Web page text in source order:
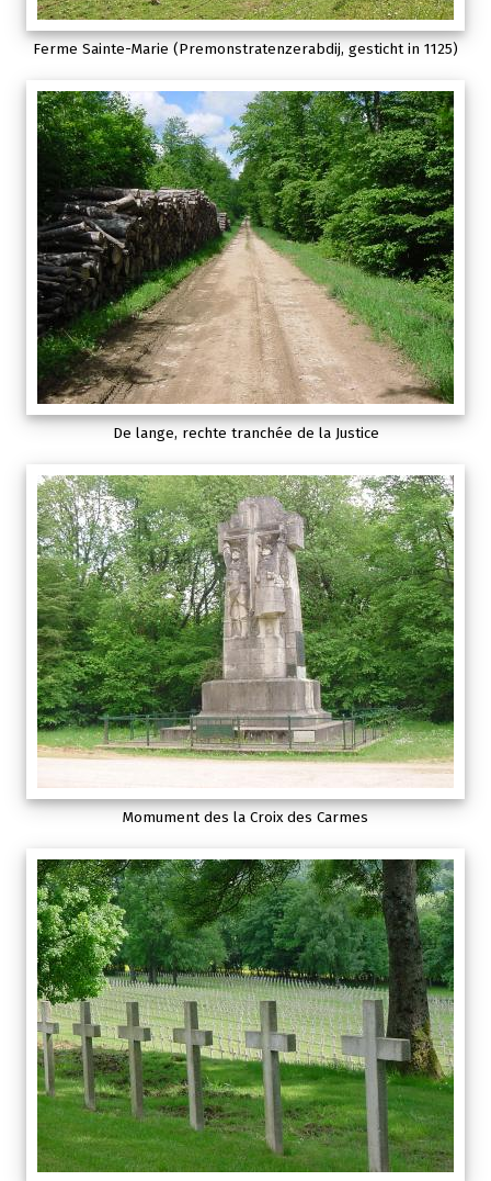
Ferme Sainte-Marie (Premonstratenzerabdij, gesticht in 1125)
De lange, rechte tranchée de la Justice
Momument des la Croix des Carmes